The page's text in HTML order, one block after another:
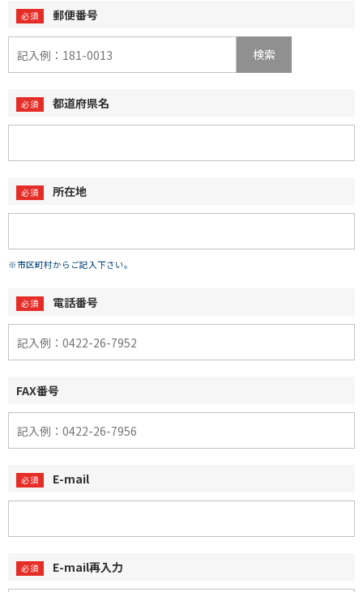
郵便番号
検索
都道府県名
所在地
※市区町村からご記入下さい。
電話番号
FAX番号
E-mail
E-mail再入力